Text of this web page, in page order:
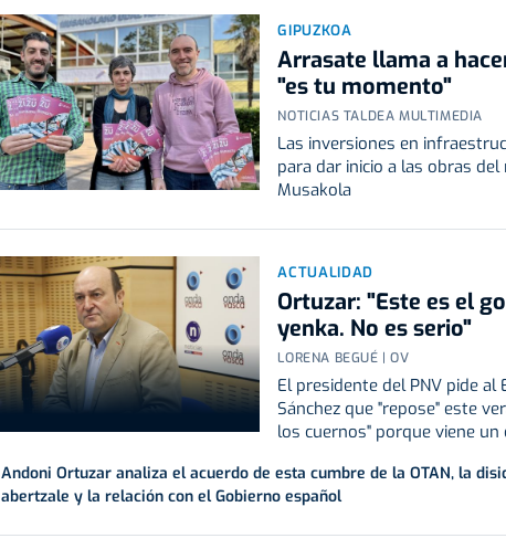
GIPUZKOA
Arrasate llama a
"es tu momento"
NOTICIAS TALDEA MULTIMEDIA
Las inversiones en
para dar inicio a las obras
Musakola
ACTUALIDAD
Ortuzar: "Este es el
yenka. No es serio"
LORENA BEGUÉ | OV
El presidente del PNV pide al
Sánchez que "repose" este
los cuernos" porque viene
Andoni Ortuzar analiza el acuerdo de esta cumbre de la OTAN, la
abertzale y la relación con el Gobierno español